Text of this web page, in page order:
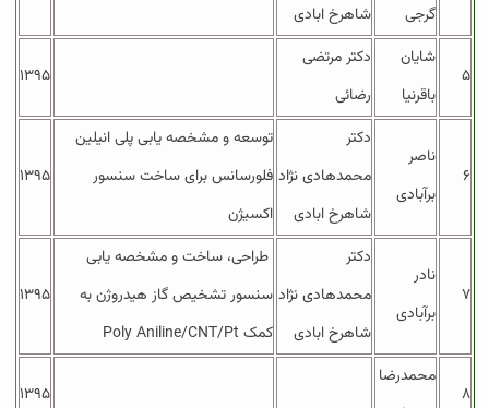
گرجی
شاهرخ ابادی
۵
شایان
باقرنیا
دکتر مرتضی
رضائی
۱۳۹۵
۶
ناصر
برآبادی
دکتر
محمدهادی نژاد
شاهرخ ابادی
توسعه و مشخصه یابی پلی انیلین
فلورسانس برای ساخت سنسور
اکسیژن
۱۳۹۵
۷
نادر
برآبادی
دکتر
محمدهادی نژاد
شاهرخ ابادی
طراحی، ساخت و مشخصه یابی
سنسور تشخیص گاز هیدروژن به
کمک Poly Aniline/CNT/Pt
۱۳۹۵
۸
محمدرضا
۱۳۹۵